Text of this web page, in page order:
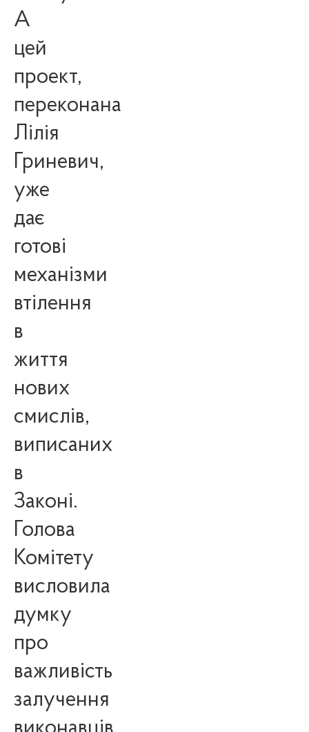
А
цей
проект,
переконана
Лілія
Гриневич,
уже
дає
готові
механізми
втілення
в
життя
нових
смислів,
виписаних
в
Законі.
Голова
Комітету
висловила
думку
про
важливість
залучення